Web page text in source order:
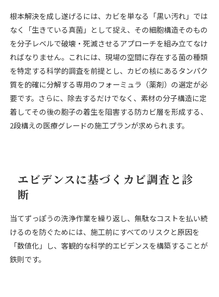
根本解決を成し遂げるには、カビを単なる「黒い汚れ」では
なく「生きている真菌」として捉え、その細胞構造そのもの
を分子レベルで破壊・死滅させるアプローチを組み立てなけ
ればなりません。これには、現場の空間に存在する菌の種類
を特定する科学的調査を前提とし、カビの核にあるタンパク
質を的確に分解する専用のフォーミュラ（薬剤）の選定が必
要です。さらに、除去するだけでなく、素材の分子構造に定
着してその後の胞子の着生を阻害する防カビ層を形成する、
2段構えの医療グレードの施工プランが求められます。
エビデンスに基づくカビ調査と診
断
当てずっぽうの洗浄作業を繰り返し、無駄なコストを払い続
けるのを防ぐためには、施工前にすべてのリスクと原因を
「数値化」し、客観的な科学的エビデンスを構築することが
鉄則です。